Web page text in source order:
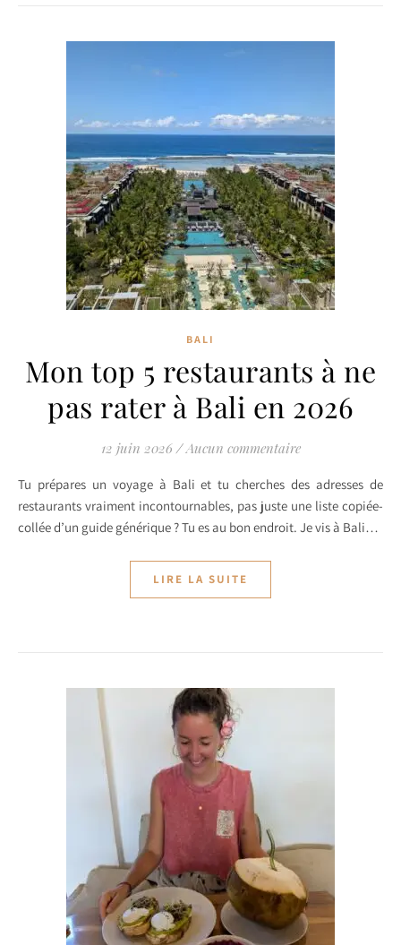
BALI
Mon top 5 restaurants à ne
pas rater à Bali en 2026
12 juin 2026 / Aucun commentaire
Tu prépares un voyage à Bali et tu cherches des adresses de
restaurants vraiment incontournables, pas juste une liste copiée-
collée d’un guide générique ? Tu es au bon endroit. Je vis à Bali…
LIRE LA SUITE